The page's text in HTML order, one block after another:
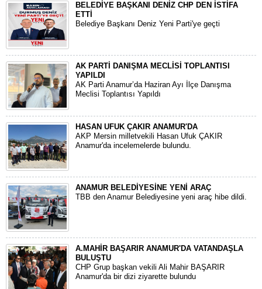
BELEDİYE BAŞKANI DENİZ CHP DEN İSTİFA
ETTİ
Belediye Başkanı Deniz Yeni Parti'ye geçti
AK PARTİ DANIŞMA MECLİSİ TOPLANTISI
YAPILDI
AK Parti Anamur’da Haziran Ayı İlçe Danışma
Meclisi Toplantısı Yapıldı
HASAN UFUK ÇAKIR ANAMUR'DA
AKP Mersin milletvekili Hasan Ufuk ÇAKIR
Anamur'da incelemelerde bulundu.
ANAMUR BELEDİYESİNE YENİ ARAÇ
TBB den Anamur Belediyesine yeni araç hibe dildi.
A.MAHİR BAŞARIR ANAMUR'DA VATANDAŞLA
BULUŞTU
CHP Grup başkan vekili Ali Mahir BAŞARIR
Anamur'da bir dizi ziyarette bulundu